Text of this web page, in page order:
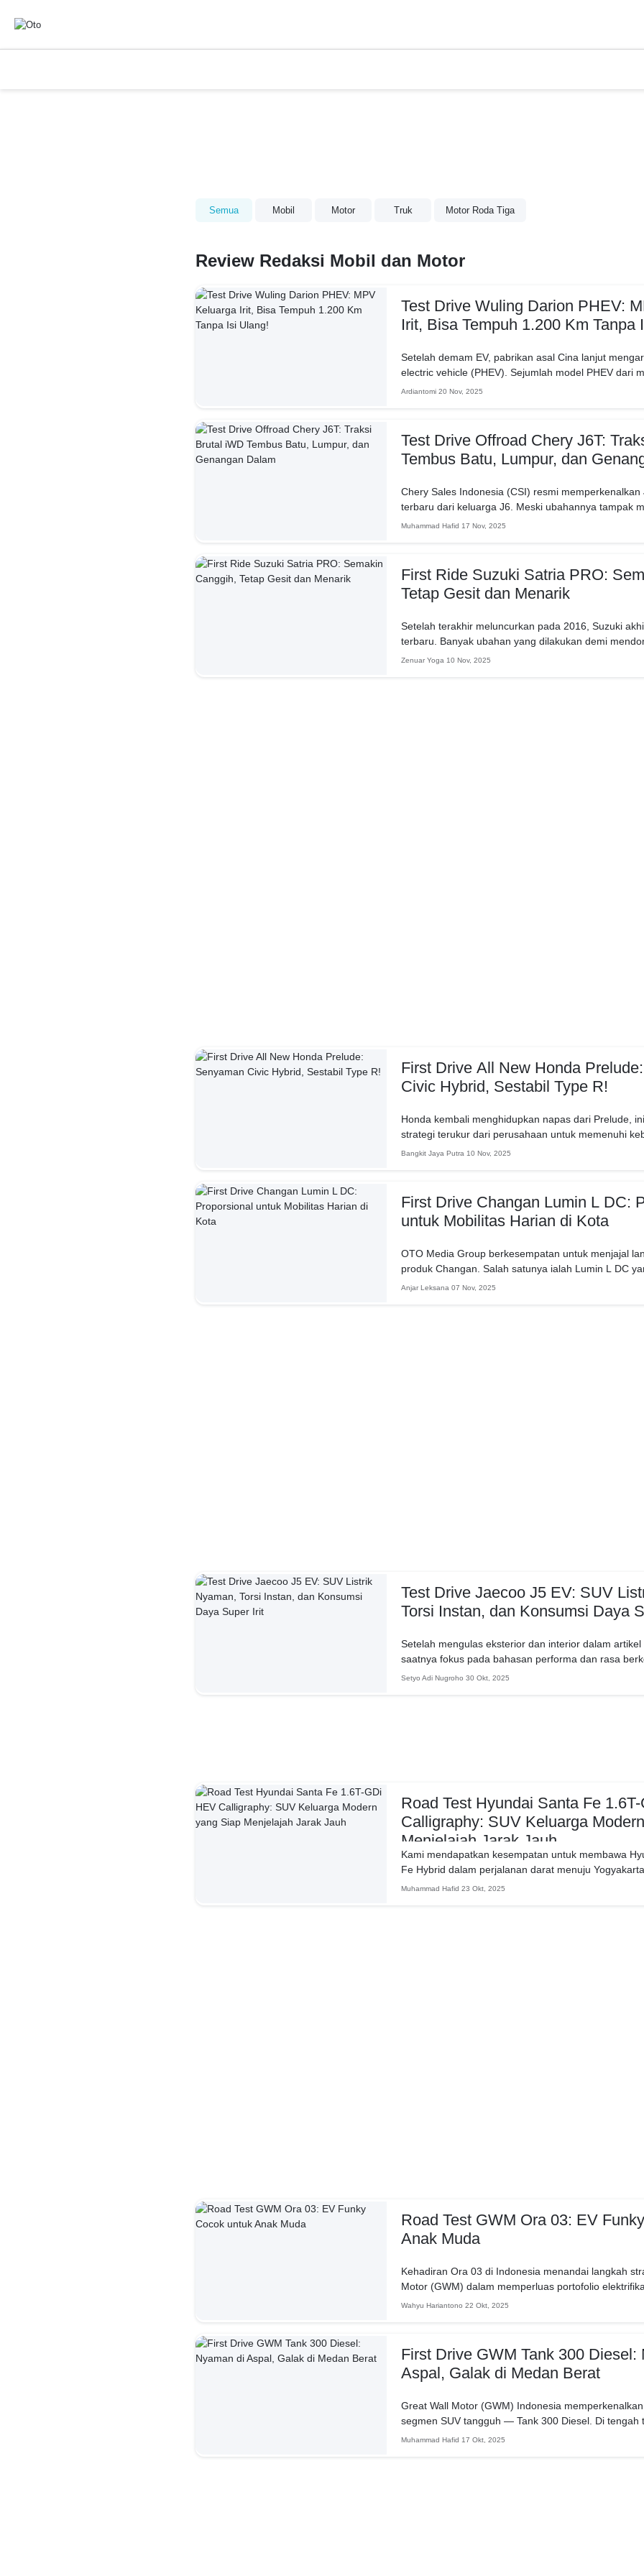
Semua Mobil Motor Truk Motor Roda Tiga
Review Redaksi Mobil dan Motor
Test Drive Wuling Darion PHEV:
Irit, Bisa Tempuh 1.200 Km Tanpa
Setelah demam EV, pabrikan asal Cina lanjut
electric vehicle (PHEV). Sejumlah model PHEV dari
Ardiantomi 20 Nov, 2025
Test Drive Offroad Chery J6T:
Tembus Batu, Lumpur, dan
Chery Sales Indonesia (CSI) resmi memperkenalkan
terbaru dari keluarga J6. Meski ubahannya tampak
terasa nyata...
Muhammad Hafid 17 Nov, 2025
First Ride Suzuki Satria PRO:
Tetap Gesit dan Menarik
Setelah terakhir meluncurkan pada 2016, Suzuki
terbaru. Banyak ubahan yang dilakukan demi
yang kemudian...
Zenuar Yoga 10 Nov, 2025
First Drive All New Honda
Civic Hybrid, Sestabil Type R!
Honda kembali menghidupkan napas dari Prelude,
strategi terukur dari perusahaan untuk memenuhi
serta...
Bangkit Jaya Putra 10 Nov, 2025
First Drive Changan Lumin L DC:
untuk Mobilitas Harian di Kota
OTO Media Group berkesempatan untuk menjajal
produk Changan. Salah satunya ialah Lumin L DC
dan...
Anjar Leksana 07 Nov, 2025
Test Drive Jaecoo J5 EV: SUV
Torsi Instan, dan Konsumsi Daya
Setelah mengulas eksterior dan interior dalam
saatnya fokus pada bahasan performa dan rasa
Setyo Adi Nugroho 30 Okt, 2025
Road Test Hyundai Santa Fe
Calligraphy: SUV Keluarga
Menjelajah Jarak Jauh
Kami mendapatkan kesempatan untuk membawa
Fe Hybrid dalam perjalanan darat menuju
melintasi...
Muhammad Hafid 23 Okt, 2025
Road Test GWM Ora 03: EV
Anak Muda
Kehadiran Ora 03 di Indonesia menandai langkah
Motor (GWM) dalam memperluas portofolio
menjadi...
Wahyu Hariantono 22 Okt, 2025
First Drive GWM Tank 300 Diesel:
Aspal, Galak di Medan Berat
Great Wall Motor (GWM) Indonesia
segmen SUV tangguh — Tank 300 Diesel. Di tengah
Muhammad Hafid 17 Okt, 2025